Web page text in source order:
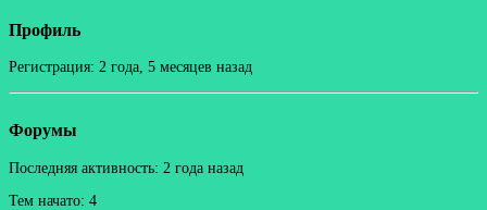
Профиль
Регистрация: 2 года, 5 месяцев назад
Форумы
Последняя активность: 2 года назад
Тем начато: 4